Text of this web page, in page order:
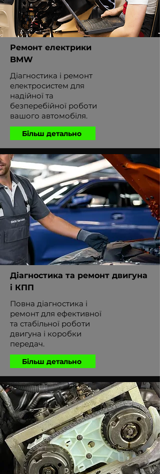
Ремонт електрики
BMW
Діагностика і ремонт
електросистем для
надійної та
безперебійної роботи
вашого автомобіля.
Більш детально
Діагностика та ремонт двигуна
і КПП
Повна діагностика і
ремонт для ефективної
та стабільної роботи
двигуна і коробки
передач.
Більш детально